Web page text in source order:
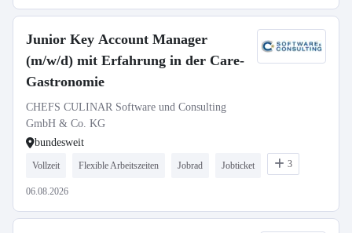
Junior Key Account Manager
(m/w/d) mit Erfahrung in der Care-
Gastronomie
CHEFS CULINAR Software und Consulting
GmbH & Co. KG
bundesweit
Vollzeit Flexible Arbeitszeiten Jobrad Jobticket 3
06.08.2026